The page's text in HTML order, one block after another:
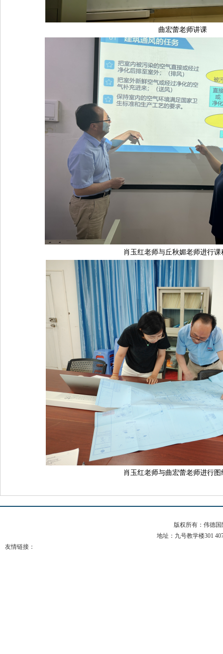
曲宏蕾老师讲课
肖玉红老师与丘秋媚老师进行课
肖玉红老师与曲宏蕾老师进行图
版权所有：伟德国
地址：九号教学楼301
友情链接：